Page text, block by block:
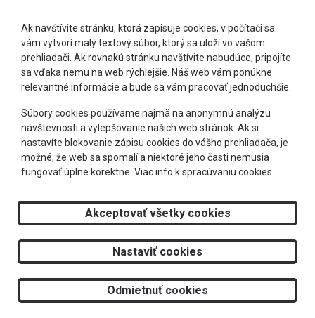
info@optimeye.sk
Doprava zadarmo
Tvorba web stránokaredakčný systémodAlejTech, spol. s r.o.
Ak navštívite stránku, ktorá zapisuje cookies, v počítači sa
vám vytvorí malý textový súbor, ktorý sa uloží vo vašom
prehliadači. Ak rovnakú stránku navštívite nabudúce, pripojíte
sa vďaka nemu na web rýchlejšie. Náš web vám ponúkne
relevantné informácie a bude sa vám pracovať jednoduchšie.
Súbory cookies používame najmä na anonymnú analýzu
návštevnosti a vylepšovanie našich web stránok. Ak si
nastavíte blokovanie zápisu cookies do vášho prehliadača, je
možné, že web sa spomalí a niektoré jeho časti nemusia
fungovať úplne korektne. Viac info k spracúvaniu cookies.
Akceptovať všetky cookies
Nastaviť cookies
Odmietnuť cookies